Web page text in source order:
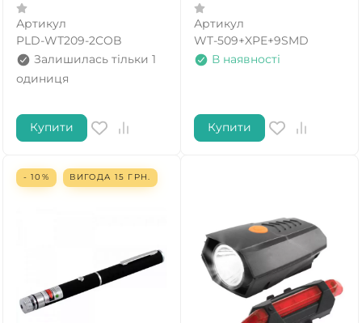
Артикул
PLD-WT209-2COB
Залишилась тільки 1
одиниця
Купити
Артикул
WT-509+XPE+9SMD
В наявності
Купити
- 10% ВИГОДА 15 ГРН.